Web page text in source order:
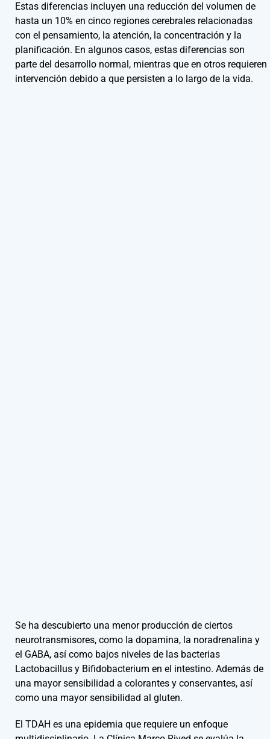
Estas diferencias incluyen una reducción del volumen de
hasta un 10% en cinco regiones cerebrales relacionadas
con el pensamiento, la atención, la concentración y la
planificación. En algunos casos, estas diferencias son
parte del desarrollo normal, mientras que en otros requieren
intervención debido a que persisten a lo largo de la vida.
Se ha descubierto una menor producción de ciertos
neurotransmisores, como la dopamina, la noradrenalina y
el GABA, así como bajos niveles de las bacterias
Lactobacillus y Bifidobacterium en el intestino. Además de
una mayor sensibilidad a colorantes y conservantes, así
como una mayor sensibilidad al gluten.
El TDAH es una epidemia que requiere un enfoque